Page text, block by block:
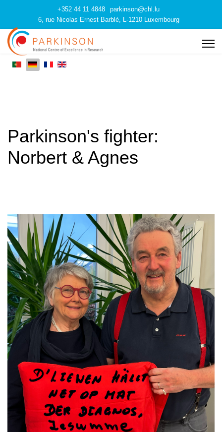
+352 44 11 4848
parkinson@chl.lu
6, rue Nicolas Ernest Barblé, L-1210 Luxembourg
Parkinson's fighter:
Norbert & Agnes